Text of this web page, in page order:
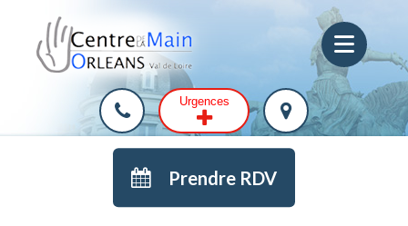
Urgences
Prendre RDV